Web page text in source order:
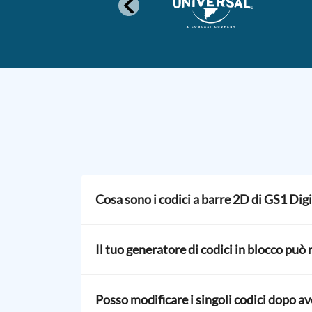
Cosa sono i codici a barre 2D di GS1
Un collegamento digitale GS1 è un URL
Sono diversi dai GS1 DataMatrix, che
Il tuo generatore di codici in blocco
sono esattamente gli stessi, inclusi il GTIN, il
Posso modificare i singoli codici dopo